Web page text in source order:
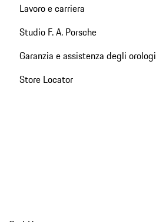
Lavoro e carriera
Studio F. A. Porsche
Garanzia e assistenza degli orologi
Store Locator